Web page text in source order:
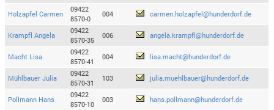
Holzapfel Carmen
09422
8570-0
004 carmen.holzapfel@hunderdorf.de
Krampfl Angela
09422
8570-35
006 angela.krampfl@hunderdorf.de
Macht Lisa
09422
8570-41
004 lisa.macht@hunderdorf.de
Mühlbauer Julia
09422
8570-31
103 julia.muehlbauer@hunderdorf.de
Pollmann Hans
09422
8570-10
003 hans.pollmann@hunderdorf.de